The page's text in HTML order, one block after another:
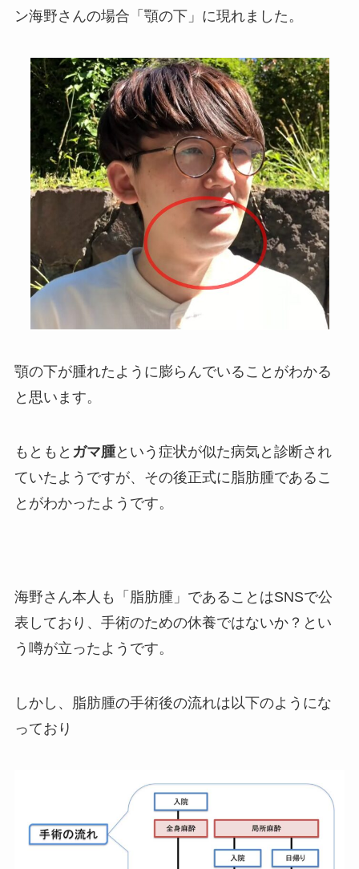
ン海野さんの場合「顎の下」に現れました。
顎の下が腫れたように膨らんでいることがわかる
と思います。
もともと ガマ腫という症状が似た病気と診断され
ていたようですが、その後正式に脂肪腫であるこ
とがわかったようです。
海野さん本人も「脂肪腫」であることはSNSで公
表しており、手術のための休養ではないか？とい
う噂が立ったようです。
しかし、脂肪腫の手術後の流れは以下のようにな
っており